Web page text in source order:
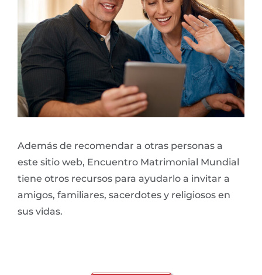
Además de recomendar a otras personas a
este sitio web, Encuentro Matrimonial Mundial
tiene otros recursos para ayudarlo a invitar a
amigos, familiares, sacerdotes y religiosos en
sus vidas.